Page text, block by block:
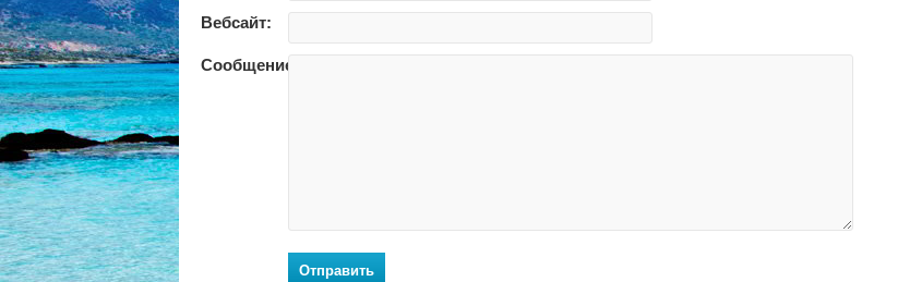
Вебсайт:
Сообщение:
Отправить